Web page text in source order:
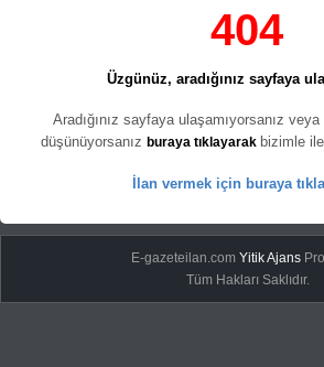
404
Üzgünüz, aradığınız sayfaya
Aradığınız sayfaya ulaşamıyorsanız
düşünüyorsanız buraya tıklayarak bizimle
İlan vermek için buraya
E-gazeteilan.comYitik Ajans
Tüm Hakları Saklıdır.